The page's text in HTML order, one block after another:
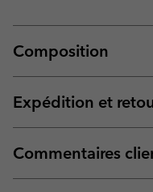
Composition
Expédition et
Commentaires